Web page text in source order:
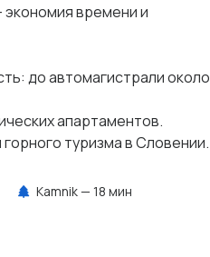
времени и
до автомагистрали около
апартаментов.
туризма в Словении.
Kamnik — 18 мин